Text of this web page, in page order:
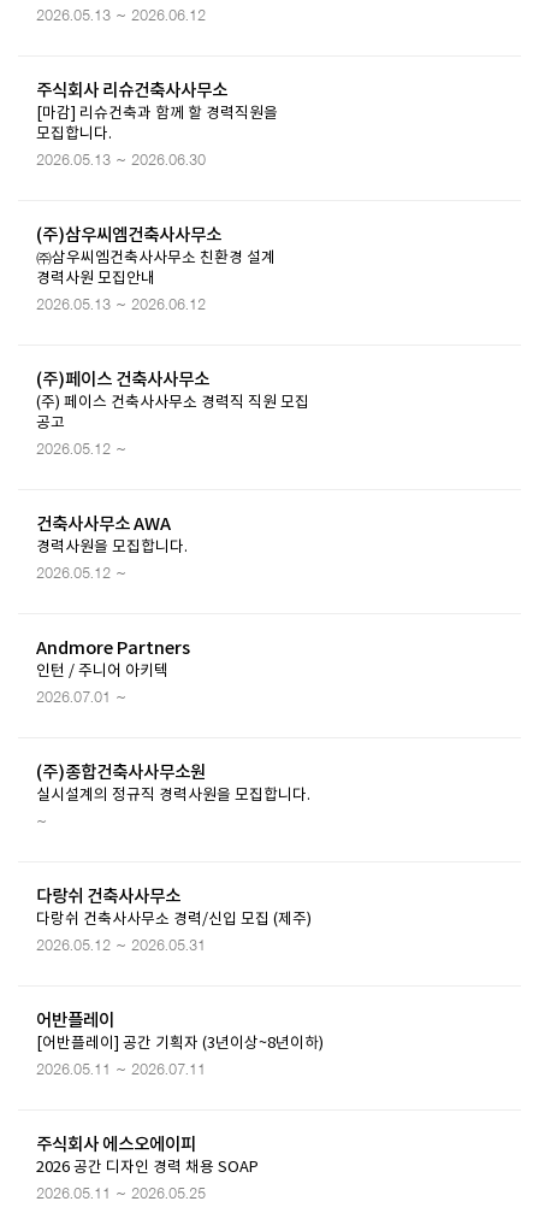
2026.05.13 ~ 2026.06.12
주식회사 리슈건축사사무소
[마감] 리슈건축과 함께 할 경력직원을
모집합니다.
2026.05.13 ~ 2026.06.30
(주)삼우씨엠건축사사무소
㈜삼우씨엠건축사사무소 친환경 설계
경력사원 모집안내
2026.05.13 ~ 2026.06.12
(주)페이스 건축사사무소
(주) 페이스 건축사사무소 경력직 직원 모집
공고
2026.05.12 ~
건축사사무소 AWA
경력사원을 모집합니다.
2026.05.12 ~
Andmore Partners
인턴 / 주니어 아키텍
2026.07.01 ~
(주)종합건축사사무소원
실시설계의 정규직 경력사원을 모집합니다.
~
다랑쉬 건축사사무소
다랑쉬 건축사사무소 경력/신입 모집 (제주)
2026.05.12 ~ 2026.05.31
어반플레이
[어반플레이] 공간 기획자 (3년이상~8년이하)
2026.05.11 ~ 2026.07.11
주식회사 에스오에이피
2026 공간 디자인 경력 채용 SOAP
2026.05.11 ~ 2026.05.25